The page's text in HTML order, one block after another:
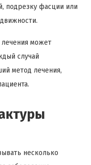
подрезку фасции или
может
случай
метод лечения,
несколько